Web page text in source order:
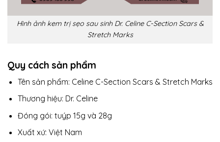
Hình ảnh kem trị sẹo sau sinh Dr. Celine C-Section Scars &
Stretch Marks
Quy cách sản phẩm
Tên sản phẩm: Celine C-Section Scars & Stretch Marks
Thương hiệu: Dr. Celine
Đóng gói: tuýp 15g và 28g
Xuất xứ: Việt Nam